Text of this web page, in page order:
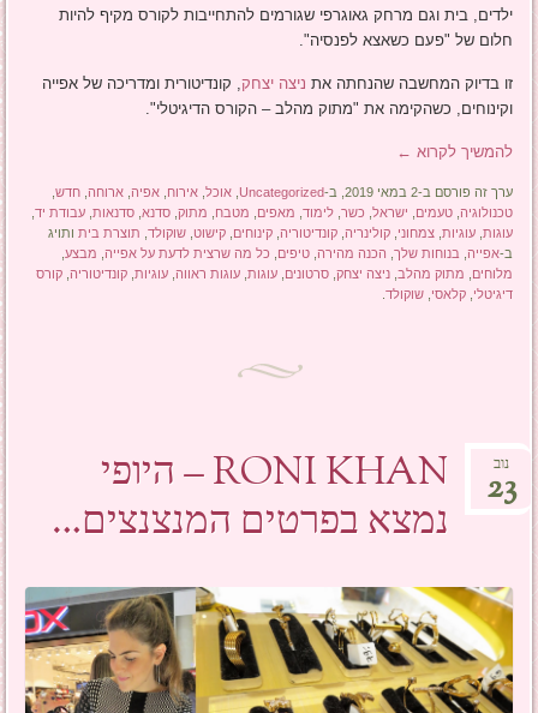
ילדים, בית וגם מרחק גאוגרפי שגורמים להתחייבות לקורס מקיף להיות
חלום של "פעם כשאצא לפנסיה".
זו בדיוק המחשבה שהנחתה את ניצה יצחק , קונדיטורית ומדריכה של אפייה
וקינוחים, כשהקימה את "מתוק מהלב – הקורס הדיגיטלי".
להמשיך לקרוא ←
ערך זה פורסם ב-2 במאי 2019, ב- Uncategorized
,אוכל ,אירוח ,אפיה ,ארוחה ,חדש
טכנולוגיה ,טעמים ישראל כשר ,לימוד מאפים מטבח מתוק ,סדנא ,סדנאות ,עבודת יד
עוגות ,עוגיות ,צמחוני ,קולינריה ,קונדיטוריה ,קינוחים ,קישוט ,שוקולד תוצרת בית ותויג
ב-אפייה בנוחות שלך הכנה מהירה ,טיפים כל מה שרצית לדעת על אפייה מבצע
מלוחים
מתוק מהלב ,ניצה יצחק ,סרטונים ,עוגות ,עוגות ראווה ,עוגיות ,קונדיטוריה ,קורס
דיגיטלי ,קלאסי ,שוקולד
RONI KHAN – היופי
נמצא בפרטים המנצנצים…
נוב
23